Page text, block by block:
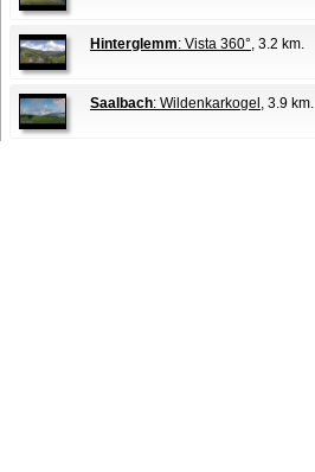
Hinterglemm: Vista 360°, 3.2 km.
Saalbach: Wildenkarkogel , 3.9 km.